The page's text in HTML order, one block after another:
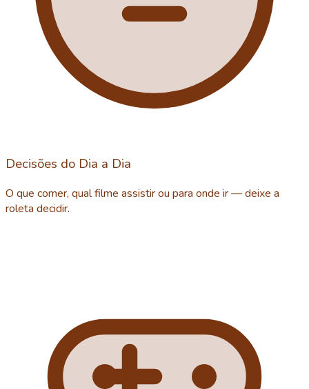
Decisões do Dia a Dia
O que comer, qual filme assistir ou para onde ir — deixe a
roleta decidir.